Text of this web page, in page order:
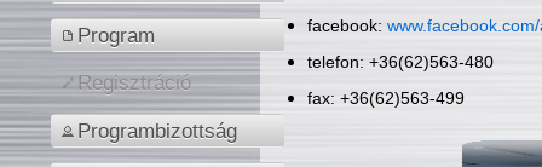
Program
Regisztráció
Programbizottság
facebook:
telefon: +36(62)563-480
fax: +36(62)563-499